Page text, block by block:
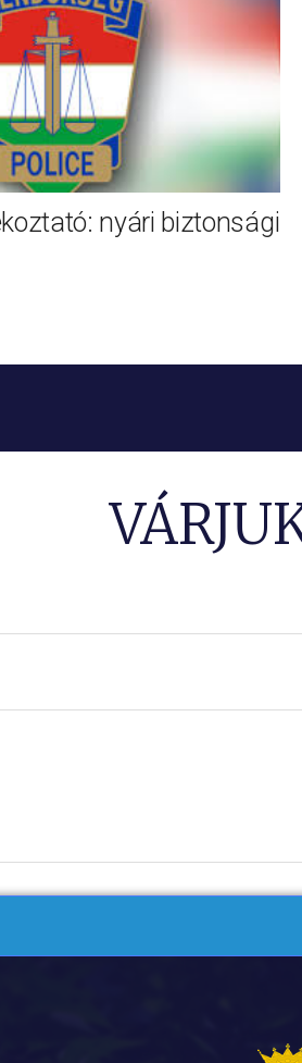
nyári biztonsági